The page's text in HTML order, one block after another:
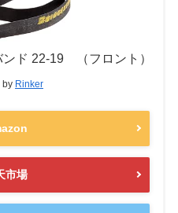
ド 22-19 （フロント）
by Rinker
市場